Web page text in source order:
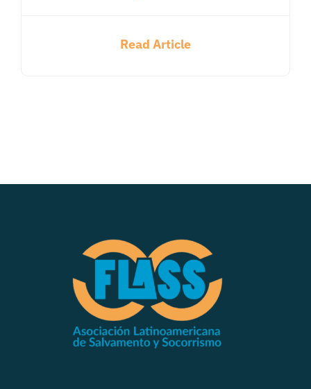
Read Article